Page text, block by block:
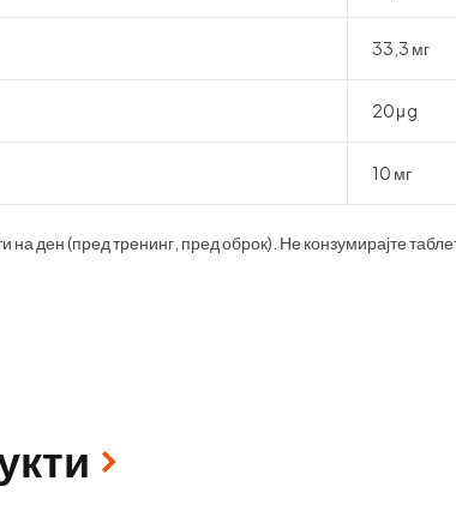
33,3 мг
20μg
10 мг
на ден (пред тренинг, пред оброк). Не конзумирајте